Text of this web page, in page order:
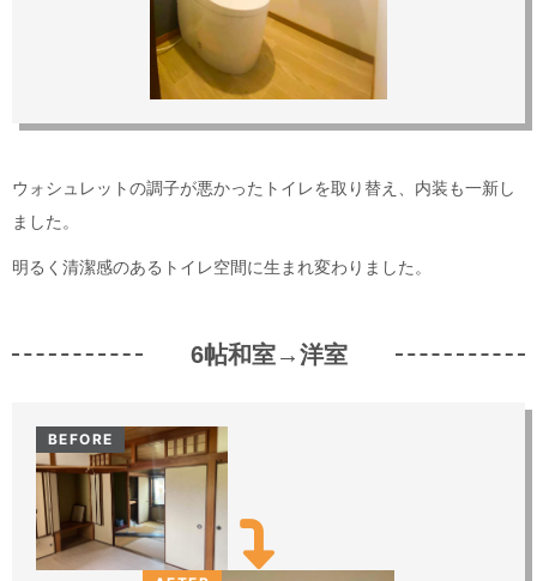
ウォシュレットの調子が悪かったトイレを取り替え、内装も一新し
ました。
明るく清潔感のあるトイレ空間に生まれ変わりました。
6帖和室→洋室
BEFORE